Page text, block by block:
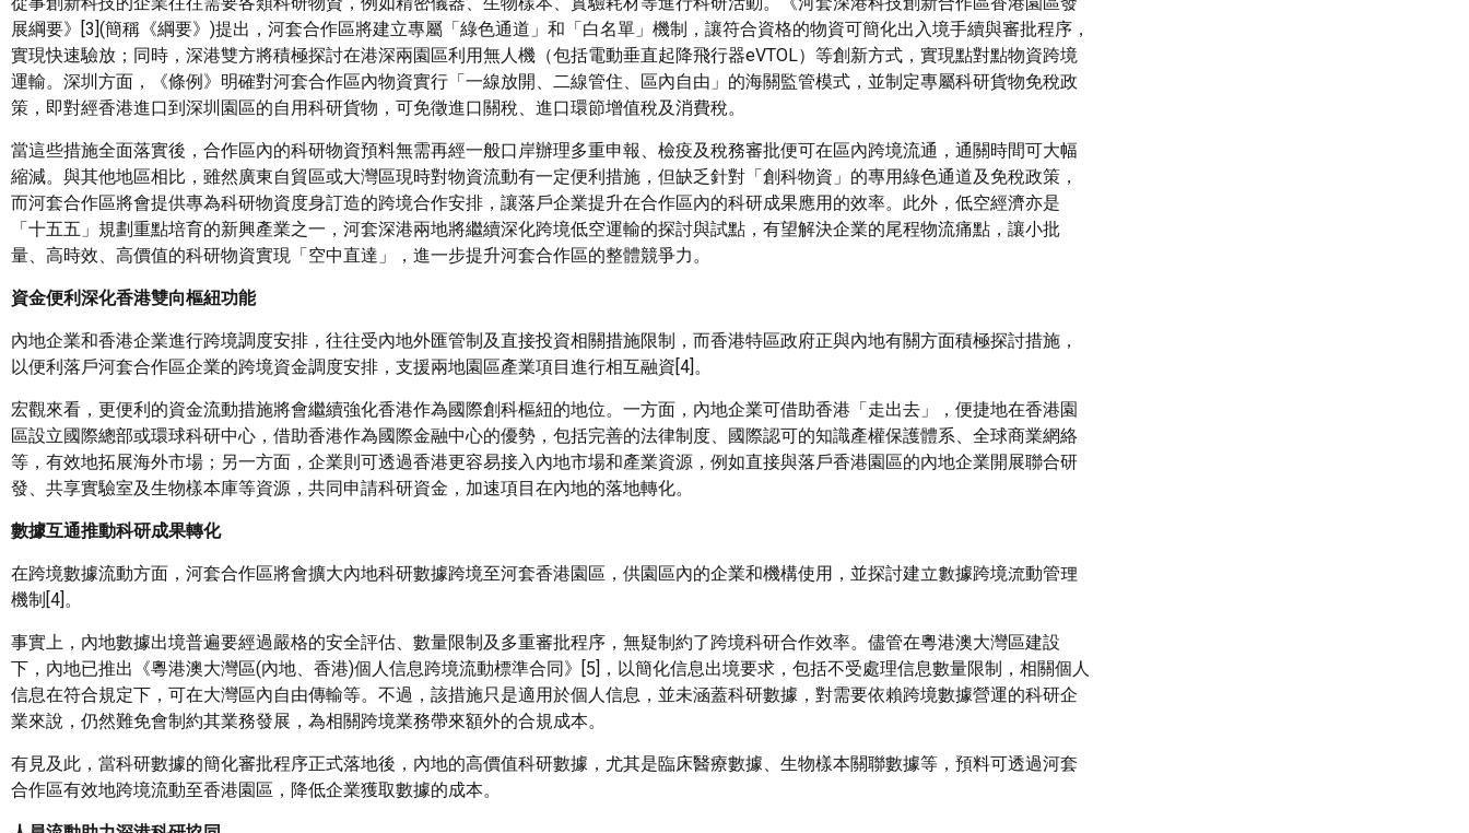
展綱要》[3](簡稱《綱要》)提出，河套合作區將建立專屬「綠色通道」和「白名單」機制，讓符合資格的物資可簡化出入境手續與審批程序，
實現快速驗放；同時，深港雙方將積極探討在港深兩園區利用無人機（包括電動垂直起降飛行器eVTOL）等創新方式，實現點對點物資跨境
運輸。深圳方面，《條例》明確對河套合作區內物資實行「一線放開、二線管住、區內自由」的海關監管模式，並制定專屬科研貨物免稅政
策，即對經香港進口到深圳園區的自用科研貨物，可免徵進口關稅、進口環節增值稅及消費稅。
當這些措施全面落實後，合作區內的科研物資預料無需再經一般口岸辦理多重申報、檢疫及稅務審批便可在區內跨境流通，通關時間可大幅
縮減。與其他地區相比，雖然廣東自貿區或大灣區現時對物資流動有一定便利措施，但缺乏針對「創科物資」的專用綠色通道及免稅政策，
而河套合作區將會提供專為科研物資度身訂造的跨境合作安排，讓落戶企業提升在合作區內的科研成果應用的效率。此外，低空經濟亦是
「十五五」規劃重點培育的新興產業之一，河套深港兩地將繼續深化跨境低空運輸的探討與試點，有望解決企業的尾程物流痛點，讓小批
量、高時效、高價值的科研物資實現「空中直達」，進一步提升河套合作區的整體競爭力。
資金便利深化香港雙向樞紐功能
內地企業和香港企業進行跨境調度安排，往往受內地外匯管制及直接投資相關措施限制，而香港特區政府正與內地有關方面積極探討措施，
以便利落戶河套合作區企業的跨境資金調度安排，支援兩地園區產業項目進行相互融資[4]。
宏觀來看，更便利的資金流動措施將會繼續強化香港作為國際創科樞紐的地位。一方面，內地企業可借助香港「走出去」，便捷地在香港園
區設立國際總部或環球科研中心，借助香港作為國際金融中心的優勢，包括完善的法律制度、國際認可的知識產權保護體系、全球商業網絡
等，有效地拓展海外市場；另一方面，企業則可透過香港更容易接入內地市場和產業資源，例如直接與落戶香港園區的內地企業開展聯合研
發、共享實驗室及生物樣本庫等資源，共同申請科研資金，加速項目在內地的落地轉化。
數據互通推動科研成果轉化
在跨境數據流動方面，河套合作區將會擴大內地科研數據跨境至河套香港園區，供園區內的企業和機構使用，並探討建立數據跨境流動管理
機制[4]。
事實上，內地數據出境普遍要經過嚴格的安全評估、數量限制及多重審批程序，無疑制約了跨境科研合作效率。儘管在粵港澳大灣區建設
下，內地已推出《粵港澳大灣區(內地、香港)個人信息跨境流動標準合同》[5]，以簡化信息出境要求，包括不受處理信息數量限制，相關個人
信息在符合規定下，可在大灣區內自由傳輸等。不過，該措施只是適用於個人信息，並未涵蓋科研數據，對需要依賴跨境數據營運的科研企
業來說，仍然難免會制約其業務發展，為相關跨境業務帶來額外的合規成本。
有見及此，當科研數據的簡化審批程序正式落地後，內地的高價值科研數據，尤其是臨床醫療數據、生物樣本關聯數據等，預料可透過河套
合作區有效地跨境流動至香港園區，降低企業獲取數據的成本。